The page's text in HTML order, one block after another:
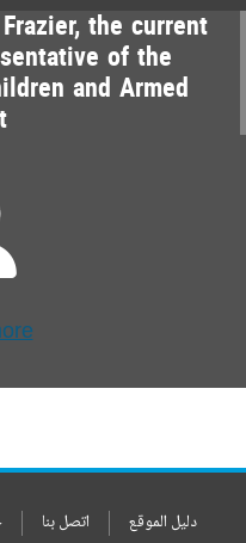
the current
of the
and Armed
دليل الموقع اتصل بنا